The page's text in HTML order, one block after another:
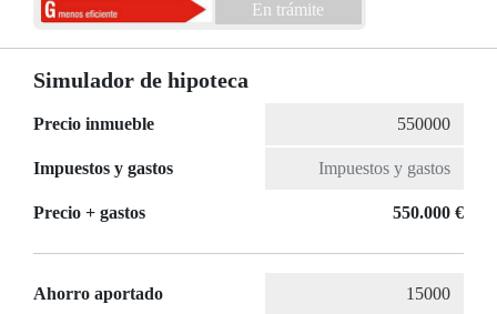
En trámite
Simulador de hipoteca
Precio inmueble
Impuestos y gastos
Precio + gastos 550.000 €
Ahorro aportado